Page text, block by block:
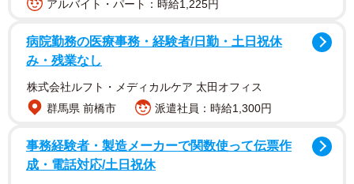
いいます。
ホームセンターから立ち去るおじいさんを追い掛
けた住職「嬉しかったありがとう。寒いからこれ
どうぞ」
とはいえ、言葉だけではなくさらに感謝の気持ちを伝えた
かったという橋本さんは、ホームセンターから立ち去るお
じいさんを追い掛けてホットコーヒーを手渡したとか…。
アルバイト・パート：時給1,225円
病院勤務の医療事務・経験者/日勤・土日祝休
み・残業なし
株式会社ルフト・メディカルケア 太田オフィス
群馬県 前橋市
派遣社員：時給1,300円
事務経験者・製造メーカーで関数使って伝票作
成・電話対応/土日祝休